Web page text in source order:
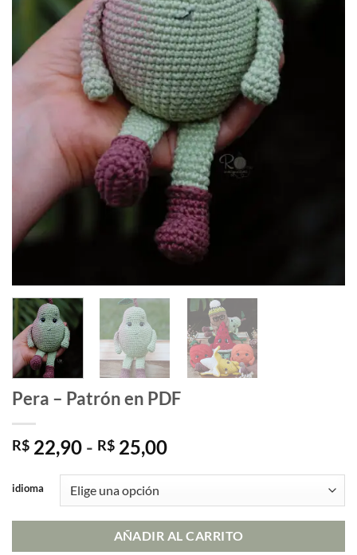
Pera – Patrón en PDF
R$ 22,90 - R$ 25,00Rango
desde
R$ 22,90
hasta
idioma
AÑADIR AL CARRITO